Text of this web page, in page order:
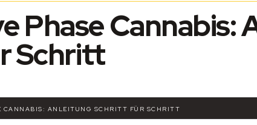
Phase Cannabis:
Schritt
CANNABIS: ANLEITUNG SCHRITT FÜR SCHRITT